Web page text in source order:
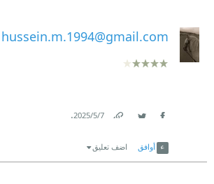
hussein.m.1994@gmail.com
7‏/5‏/2025
.
أوافق اضف تعليق